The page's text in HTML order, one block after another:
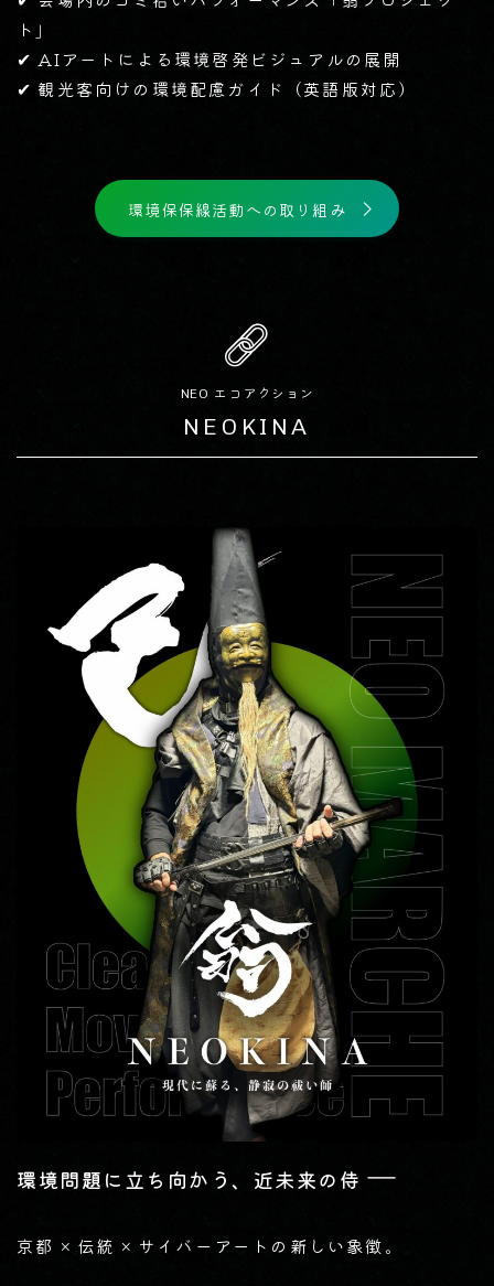
ト」
✔ AIアートによる環境啓発ビジュアルの展開
✔ 観光客向けの環境配慮ガイド（英語版対応）
環境保保線活動への取り組み
NEO エコアクション
NEOKINA
環境問題に立ち向かう、近未来の侍―
京都 × 伝統 × サイバーアートの新しい象徴。